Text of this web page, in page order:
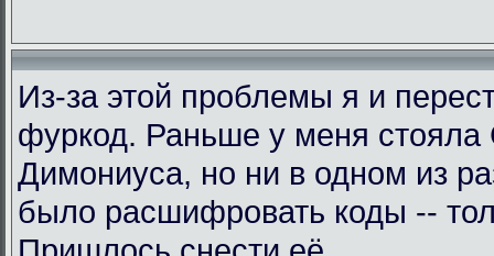
Из-за этой проблемы я и
фуркод. Раньше у меня стояла
Димониуса, но ни в одном из
было расшифровать коды --